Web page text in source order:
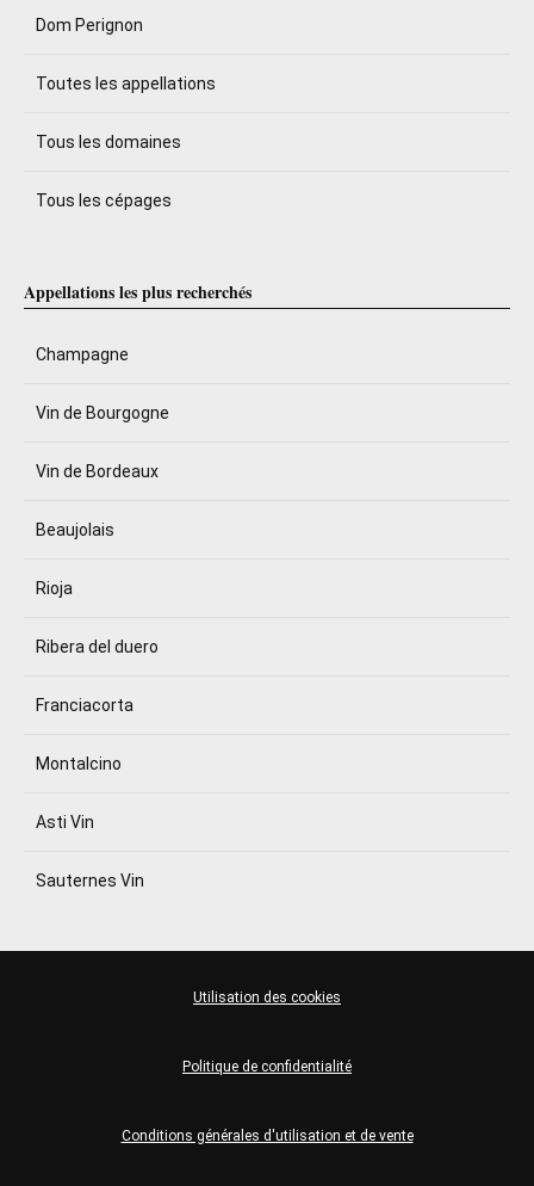
Dom Perignon
Toutes les appellations
Tous les domaines
Tous les cépages
Appellations les plus recherchés
Champagne
Vin de Bourgogne
Vin de Bordeaux
Beaujolais
Rioja
Ribera del duero
Franciacorta
Montalcino
Asti Vin
Sauternes Vin
Conditions générales d'utilisation et de vente
Politique de confidentialité
Utilisation des cookies